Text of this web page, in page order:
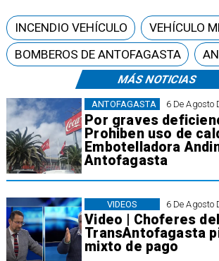
MÁS NOTICIAS
6 De Agosto
Por graves
Prohiben uso de
Embotelladora
Antofagasta
ANTOFAGASTA
6 De Agosto
Video | Choferes del
TransAntofagasta
mixto de pago
VIDEOS
INCENDIO VEHÍCULO
VEHÍCULO
BOMBEROS DE ANTOFAGASTA